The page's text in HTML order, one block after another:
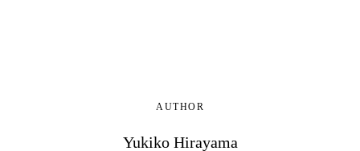
AUTHOR
Yukiko Hirayama